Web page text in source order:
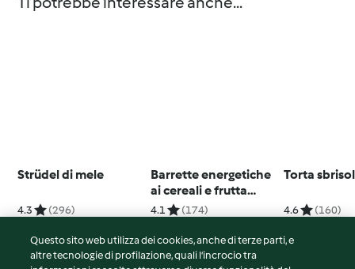
Strüdel di mele
4.3 (296)
Barrette energetiche
ai cereali e frutta
secca
4.1 (174)
Torta
4.6 (160)
Questo sito web utilizza dei cookies, anche di terze parti, e
altre tecnologie di profilazione, quali l’incrocio tra